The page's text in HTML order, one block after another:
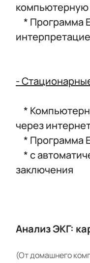
* Программа
-
*
через
* Программа
* с
заключения
Анализ ЭКГ:
(От домашнего